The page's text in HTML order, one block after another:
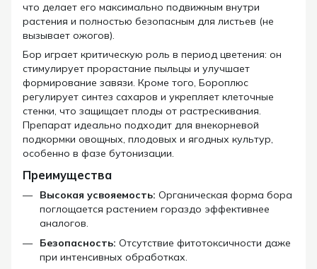
что делает его максимально подвижным внутри
растения и полностью безопасным для листьев (не
вызывает ожогов).
Бор играет критическую роль в период цветения: он
стимулирует прорастание пыльцы и улучшает
формирование завязи. Кроме того, Бороплюс
регулирует синтез сахаров и укрепляет клеточные
стенки, что защищает плоды от растрескивания.
Препарат идеально подходит для внекорневой
подкормки овощных, плодовых и ягодных культур,
особенно в фазе бутонизации.
Преимущества
Высокая усвояемость: Органическая форма бора
поглощается растением гораздо эффективнее
аналогов.
Безопасность: Отсутствие фитотоксичности даже
при интенсивных обработках.